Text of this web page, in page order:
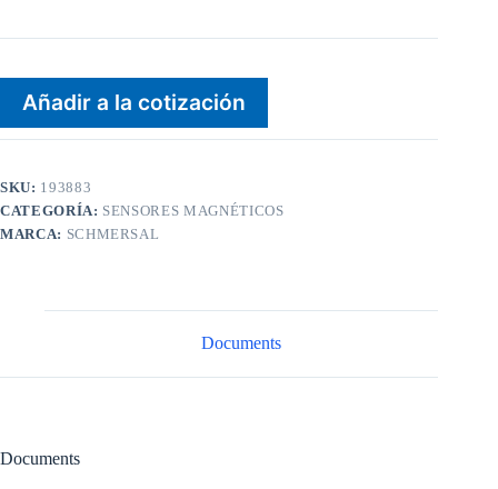
Añadir a la cotización
SKU: 193883
CATEGORÍA: SENSORES MAGNÉTICOS
MARCA: SCHMERSAL
Documents
Documents